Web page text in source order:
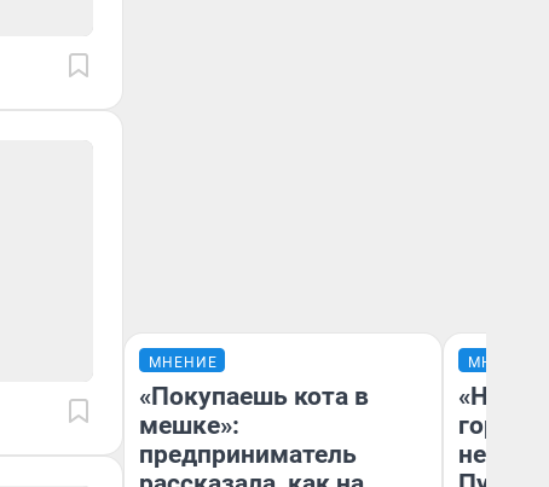
МНЕНИЕ
«Покупаешь кота в
мешке»:
предприниматель
МНЕНИЕ
«Нет